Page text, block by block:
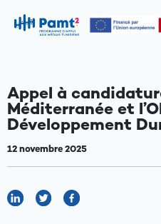
Appel à
Méditerranée et
Développement
12 novembre 2025